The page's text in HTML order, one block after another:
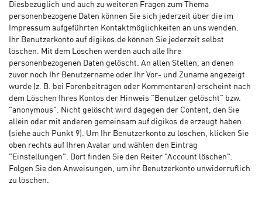
Diesbezüglich und auch zu weiteren Fragen zum Thema
personenbezogene Daten können Sie sich jederzeit über die im
Impressum aufgeführten Kontaktmöglichkeiten an uns wenden.
Ihr Benutzerkonto auf digikos.de können Sie jederzeit selbst
löschen. Mit dem Löschen werden auch alle Ihre
personenbezogenen Daten gelöscht. An allen Stellen, an denen
zuvor noch Ihr Benutzername oder Ihr Vor- und Zuname angezeigt
wurde (z. B. bei Forenbeiträgen oder Kommentaren) erscheint nach
dem Löschen Ihres Kontos der Hinweis "Benutzer gelöscht" bzw.
"anonymous". Nicht gelöscht wird dagegen der Content, den Sie
allein oder mit anderen gemeinsam auf digikos.de erzeugt haben
(siehe auch Punkt 9). Um Ihr Benutzerkonto zu löschen, klicken Sie
oben rechts auf Ihren Avatar und wählen den Eintrag
"Einstellungen". Dort finden Sie den Reiter "Account löschen".
Folgen Sie den Anweisungen, um ihr Benutzerkonto unwiderruflich
zu löschen.